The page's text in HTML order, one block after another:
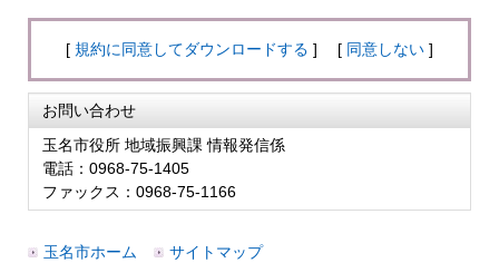
[ 規約に同意してダウンロードする ] [ 同意しない ]
お問い合わせ
玉名市役所 地域振興課 情報発信係
電話：0968-75-1405
ファックス：0968-75-1166
玉名市ホーム サイトマップ